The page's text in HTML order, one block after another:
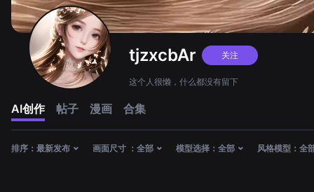
tjzxcbAr 关注
这个人很懒，什么都没有留下
AI创作 帖子 漫画 合集
排序： 最新发布 画面尺寸 ： 全部 模型选择： 全部 风格模型： 全